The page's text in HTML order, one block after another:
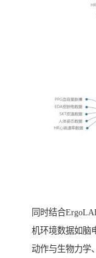
同时结合
机环境数据如脑
动作与生物力学